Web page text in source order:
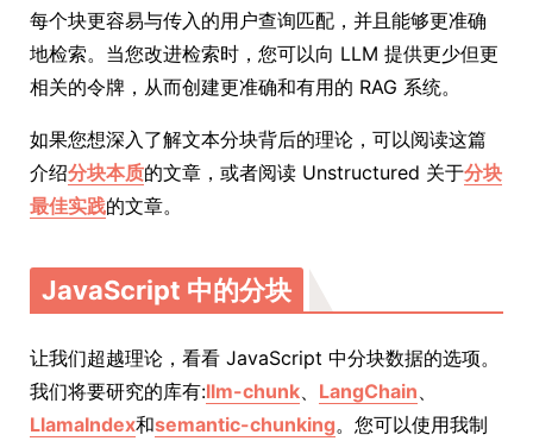
每个块更容易与传入的用户查询匹配，并且能够更准确
地检索。当您改进检索时，您可以向 LLM 提供更少但更
相关的令牌，从而创建更准确和有用的 RAG 系统。
如果您想深入了解文本分块背后的理论，可以阅读这篇
介绍分块本质的文章，或者阅读 Unstructured 关于分块
最佳实践的文章。
JavaScript 中的分块
让我们超越理论，看看 JavaScript 中分块数据的选项。
我们将要研究的库有:llm-chunk、 LangChain、
LlamaIndex和semantic-chunking。您可以使用我制